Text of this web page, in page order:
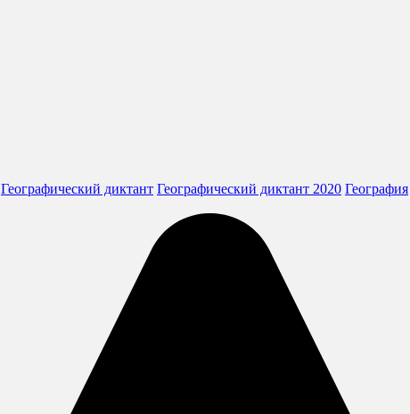
Географический диктант Географический диктант 2020 География